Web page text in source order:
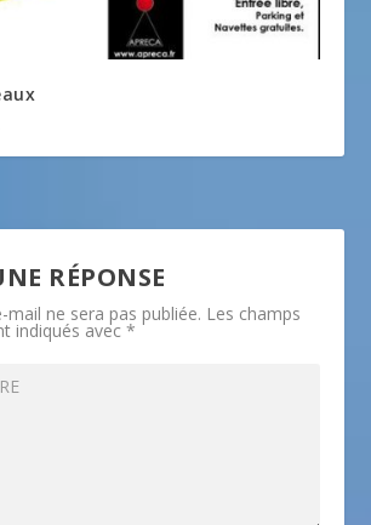
RÉPONSE
mail ne sera pas publiée. Les champs
indiqués avec*